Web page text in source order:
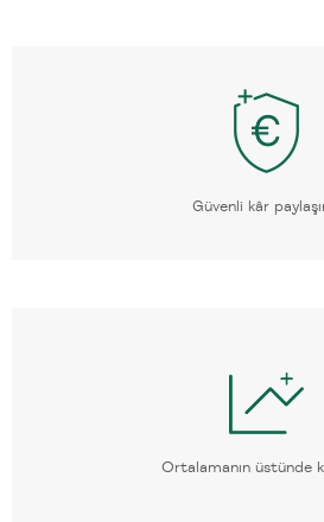
Güvenli kâr
Ortalamanın üstünde